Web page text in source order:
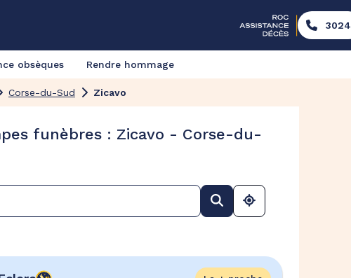
3024
obsèques Rendre hommage
Corse-du-Sud Zicavo
funèbres : Zicavo - Corse-du-